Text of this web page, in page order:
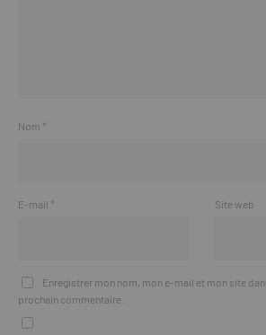
Nom *
E-mail * Site web
Enregistrer mon nom, mon e-mail et mon site
prochain commentaire.